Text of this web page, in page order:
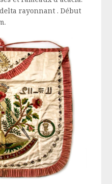
rayonnant . Début